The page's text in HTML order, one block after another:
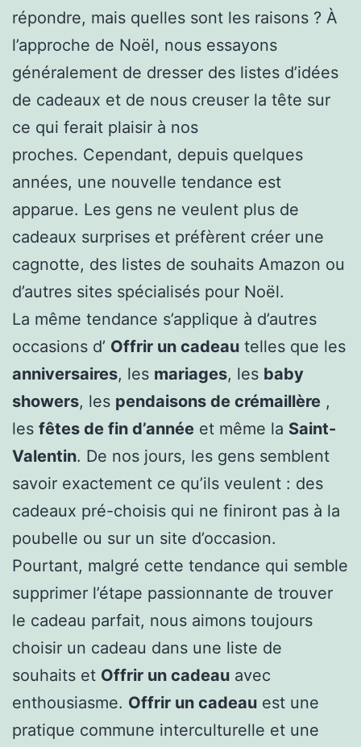
répondre, mais quelles sont les raisons ? À
l’approche de Noël, nous essayons
généralement de dresser des listes d’idées
de cadeaux et de nous creuser la tête sur
ce qui ferait plaisir à nos
proches. Cependant, depuis quelques
années, une nouvelle tendance est
apparue. Les gens ne veulent plus de
cadeaux surprises et préfèrent créer une
cagnotte, des listes de souhaits Amazon ou
d’autres sites spécialisés pour Noël.
La même tendance s’applique à d’autres
occasions d’ Offrir un cadeau telles que les
anniversaires, les mariages, les baby
showers, les pendaisons de crémaillère ,
les fêtes de fin d’année et même la Saint-
Valentin. De nos jours, les gens semblent
savoir exactement ce qu’ils veulent : des
cadeaux pré-choisis qui ne finiront pas à la
poubelle ou sur un site d’occasion.
Pourtant, malgré cette tendance qui semble
supprimer l’étape passionnante de trouver
le cadeau parfait, nous aimons toujours
choisir un cadeau dans une liste de
souhaits et Offrir un cadeau avec
enthousiasme. Offrir un cadeau est une
pratique commune interculturelle et une